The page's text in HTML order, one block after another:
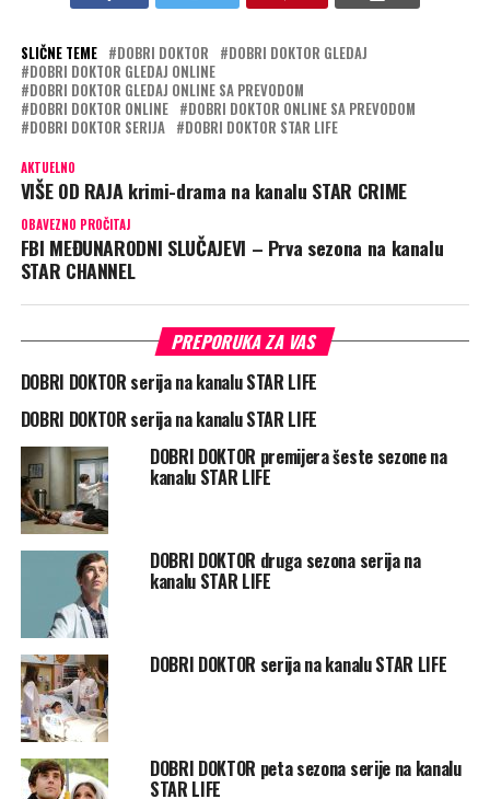
SLIČNE TEME DOBRI DOKTOR
DOBRI DOKTOR GLEDAJ
DOBRI DOKTOR GLEDAJ ONLINE
DOBRI DOKTOR GLEDAJ ONLINE SA PREVODOM
DOBRI DOKTOR ONLINE
DOBRI DOKTOR ONLINE SA PREVODOM
DOBRI DOKTOR SERIJA
DOBRI DOKTOR STAR LIFE
AKTUELNO
VIŠE OD RAJA krimi-drama na kanalu STAR CRIME
OBAVEZNO PROČITAJ
FBI MEĐUNARODNI SLUČAJEVI – Prva sezona na kanalu
STAR CHANNEL
PREPORUKA ZA VAS
DOBRI DOKTOR serija na kanalu STAR LIFE
DOBRI DOKTOR serija na kanalu STAR LIFE
DOBRI DOKTOR premijera šeste sezone na
kanalu STAR LIFE
DOBRI DOKTOR druga sezona serija na
kanalu STAR LIFE
DOBRI DOKTOR serija na kanalu STAR LIFE
DOBRI DOKTOR peta sezona serije na kanalu
STAR LIFE